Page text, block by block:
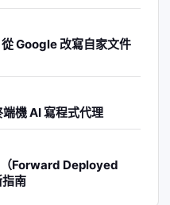
Google 改寫自家文件
機 AI 寫程式代理
（Forward Deployed
南